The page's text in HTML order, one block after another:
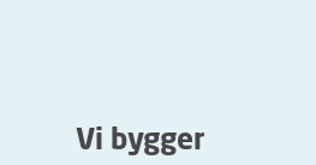
Vi bygger